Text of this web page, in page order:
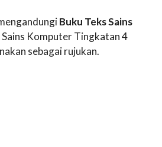
Buku Teks Sains
Komputer Tingkatan 4
sebagai rujukan.